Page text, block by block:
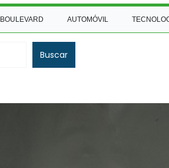
BOULEVARD AUTOMÓVIL
Buscar